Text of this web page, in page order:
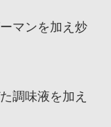
マンを加え炒
調味液を加え